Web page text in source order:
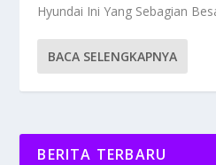
Hyundai Ini Yang Sebagian
BACA SELENGKAPNYA
BERITA TERBARU